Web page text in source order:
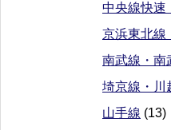
中央線快速
京浜東北線
南武線・南
埼京線・川
山手線 (13)